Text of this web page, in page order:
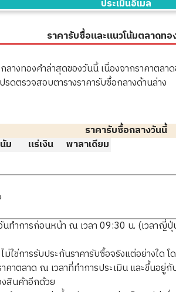
ประเมินอีเมล
ราคารับซื้อและแนวโน้มตลาดทอ
างทองคำล่าสุดของวันนี้ เนื่องจากราคาตลา
รดตรวจสอบตารางราคารับซื้อกลางด้านล่าง
ราคารับซื้อกลางวันนี้
ม แร่เงิน
พาลาเดียม
ทำการก่อนหน้า ณ เวลา 09:30 น. (เวลาญี่ปุ่
ใช่การรับประกันราคารับซื้อจริงแต่อย่างใด
คาตลาด ณ เวลาที่ทำการประเมิน และขึ้นอ
สินค้าอีกด้วย